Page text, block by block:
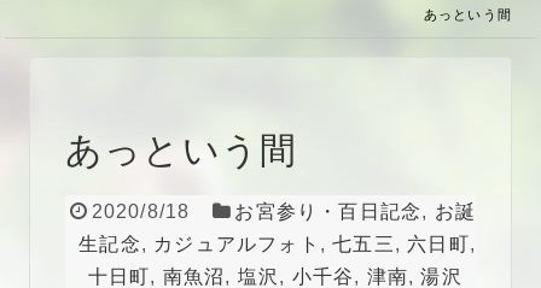
あっという間
あっという間
2020/8/18 お宮参り・百日記念, お誕
生記念, カジュアルフォト ,七五三, 六日町,
十日町, 南魚沼, 塩沢 , 小千谷, 津南,湯沢